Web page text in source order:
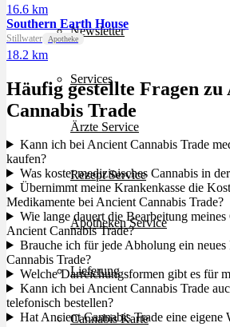
Newsletter
Services
Ärzte Service
Rezept Service
Apotheken Service
Lieferung
Cannabis Karte
16.6 km
Southern Earth House
Stillwater Apotheke
18.2 km
Häufig gestellte Fragen zu
Cannabis Trade
Kann ich bei Ancient Cannabis Trade
kaufen?
Was kostet medizinisches Cannabis in
Übernimmt meine Krankenkasse die
Medikamente bei Ancient Cannabis Trade?
Wie lange dauert die Bearbeitung meines
Ancient Cannabis Trade?
Brauche ich für jede Abholung ein
Cannabis Trade?
Welche Darreichungsformen gibt es für
Kann ich bei Ancient Cannabis Trade
telefonisch bestellen?
Hat Ancient Cannabis Trade eine eigene